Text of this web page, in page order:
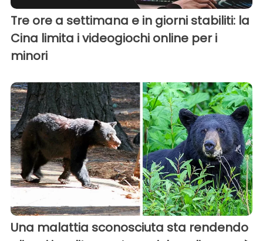
Tre ore a settimana e in giorni stabiliti: la
Cina limita i videogiochi online per i
minori
Una malattia sconosciuta sta rendendo